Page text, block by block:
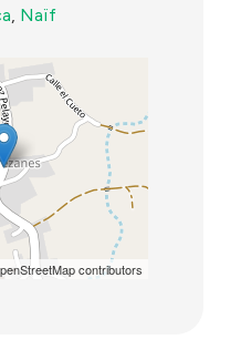
Naïf
contributors